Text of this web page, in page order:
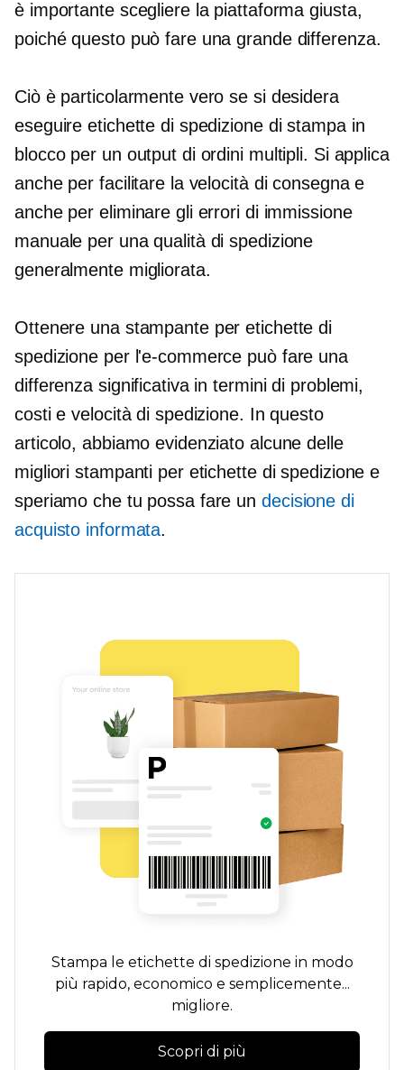
è importante scegliere la piattaforma giusta,
poiché questo può fare una grande differenza.
Ciò è particolarmente vero se si desidera
eseguire etichette di spedizione di stampa in
blocco per un output di ordini multipli. Si applica
anche per facilitare la velocità di consegna e
anche per eliminare gli errori di immissione
manuale per una qualità di spedizione
generalmente migliorata.
Ottenere una stampante per etichette di
spedizione per l'e-commerce può fare una
differenza significativa in termini di problemi,
costi e velocità di spedizione. In questo
articolo, abbiamo evidenziato alcune delle
migliori stampanti per etichette di spedizione e
speriamo che tu possa fare un decisione di
acquisto informata.
Stampa le etichette di spedizione in modo
più rapido, economico e semplicemente...
migliore.
Scopri di più